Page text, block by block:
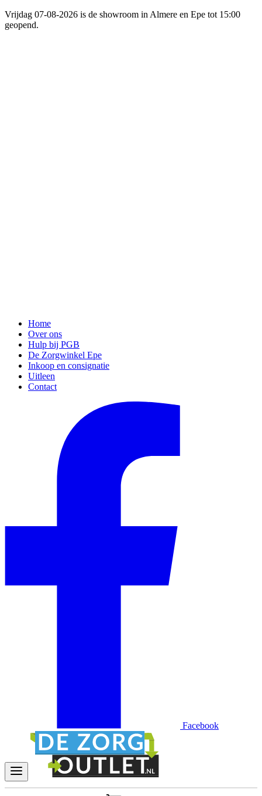
Vrijdag 07-08-2026 is de showroom in Almere en Epe tot 15:00
geopend.
Home
Over ons
Hulp bij PGB
De Zorgwinkel Epe
Inkoop en consignatie
Uitleen
Contact
Facebook